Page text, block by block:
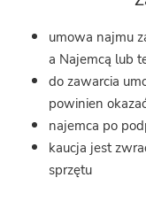
umowa najmu
a Najemcą lub
do zawarcia
powinien
najemca po
kaucja jest
sprzętu